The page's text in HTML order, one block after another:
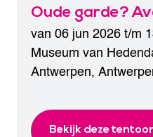
Oude garde?
van 06 jun 2026 t/m
Museum van
Antwerpen,
Bekijk deze